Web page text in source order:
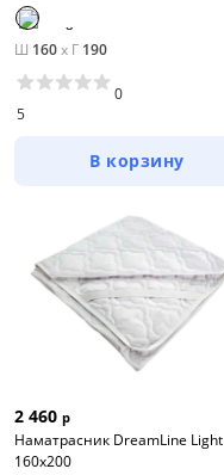
Ш 160x Г 190
5
0
В корзину
2 460 р
Наматрасник DreamLine Light
160х200